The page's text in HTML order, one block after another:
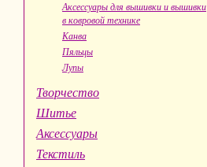
Аксессуары для вышивки и вышивки
в ковровой технике
Канва
Пяльцы
Лупы
Творчество
Шитье
Аксессуары
Текстиль